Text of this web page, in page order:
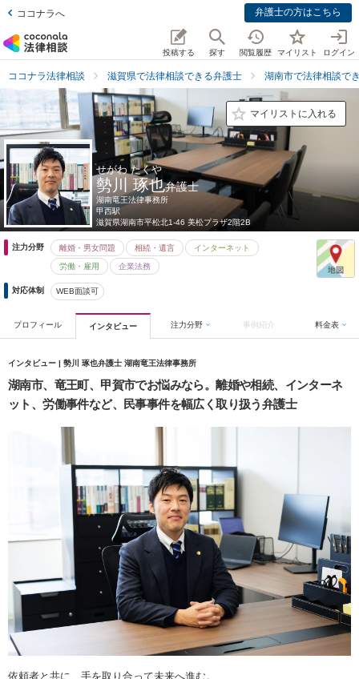
ココナラへ 弁護士の方はこちら
投稿する 探す 閲覧履歴 マイリスト ログイン
ココナラ法律相談 滋賀県で法律相談できる弁護士 湖南市で法律相談で
マイリストに入れる
せがわ たくや
勢川 琢也弁護士
湖南竜王法律事務所
甲西駅
滋賀県湖南市平松北1-46 美松プラザ2階2B
注力分野 離婚・男女問題 相続・遺言 インターネット
労働・雇用 企業法務
対応体制 WEB面談可
プロフィール インタビュー 注力分野 事例紹介 料金表
インタビュー | 勢川 琢也弁護士 湖南竜王法律事務所
湖南市、竜王町、甲賀市でお悩みなら。離婚や相続、インターネ
ット、労働事件など、民事事件を幅広く取り扱う弁護士
依頼者と共に、手を取り合って未来へ進む。